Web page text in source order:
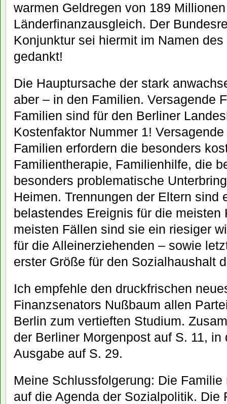
warmen Geldregen von 189
Länderfinanzausgleich. Der
Konjunktur sei hiermit im Namen
gedankt!
Die Hauptursache der stark
aber – in den Familien. Versagende
Familien sind für den Berliner
Kostenfaktor Nummer 1!
Familien erfordern die besonders
Familientherapie, Familienhilfe, die
besonders problematische
Heimen. Trennungen der Eltern sind
belastendes Ereignis für die meisten
meisten Fällen sind sie ein riesiger
für die Alleinerziehenden – sowie
erster Größe für den Sozialhaushalt
Ich empfehle den druckfrischen
Finanzsenators Nußbaum allen
Berlin zum vertieften Studium.
der Berliner Morgenpost auf S. 11, in
Ausgabe auf S. 29.
Meine Schlussfolgerung: Die
auf die Agenda der Sozialpolitik. Die